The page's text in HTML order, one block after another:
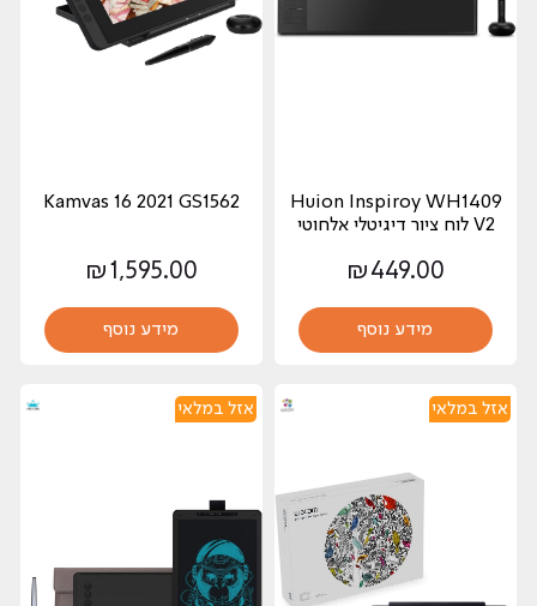
Huion Inspiroy WH1409
V2 לוח ציור דיגיטלי אלחוטי
₪ 449.00
מידע נוסף
Kamvas 16 2021 GS1562
₪ 1,595.00
מידע נוסף
אזל במלאי אזל במלאי